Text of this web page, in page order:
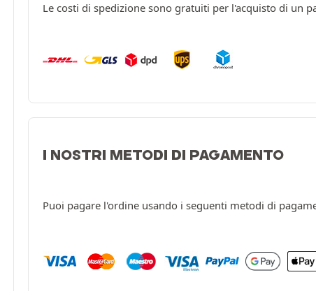
Le costi di spedizione sono gratuiti per l'acquisto di un
I NOSTRI METODI DI PAGAMENTO
Puoi pagare l'ordine usando i seguenti metodi di